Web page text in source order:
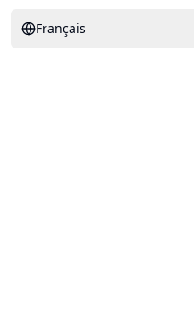
Français